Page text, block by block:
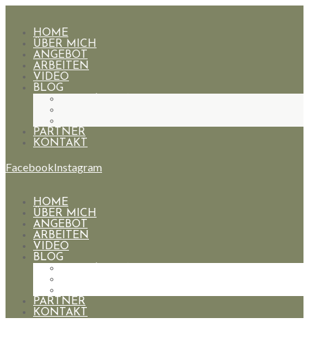
HOME
ÜBER MICH
ANGEBOT
ARBEITEN
VIDEO
BLOG
PARTNER
KONTAKT
FacebookInstagram
HOME
ÜBER MICH
ANGEBOT
ARBEITEN
VIDEO
BLOG
PARTNER
KONTAKT